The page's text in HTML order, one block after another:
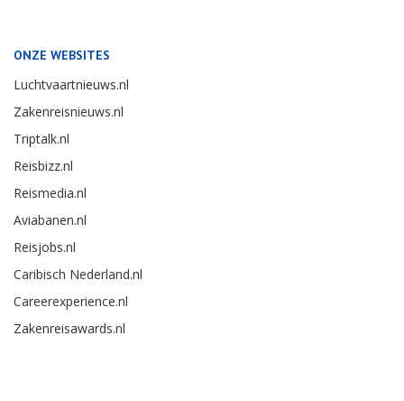
ONZE WEBSITES
Luchtvaartnieuws.nl
Zakenreisnieuws.nl
Triptalk.nl
Reisbizz.nl
Reismedia.nl
Aviabanen.nl
Reisjobs.nl
Caribisch Nederland.nl
Careerexperience.nl
Zakenreisawards.nl